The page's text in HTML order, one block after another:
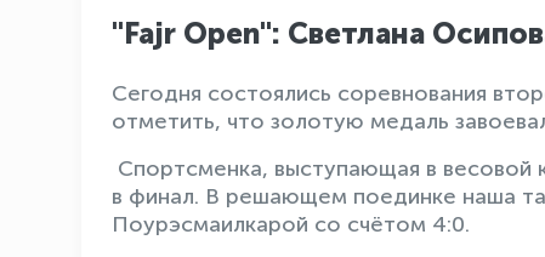
"Fajr Open": Светлана
Сегодня состоялись соревнования
отметить, что золотую медаль
Спортсменка, выступающая в весовой
в финал. В решающем поединке наша
Поурэсмаилкарой со счётом 4:0.